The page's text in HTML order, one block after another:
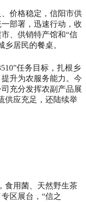
价格稳定，信阳市供
部署，迅速行动，收
、供销特产馆和“信
乡居民的餐桌。
任务目标，扎根乡
升为农服务能力。今
充分发挥农副产品展
供应充足，还陆续举
食用菌、天然野生茶
区展台，“信之